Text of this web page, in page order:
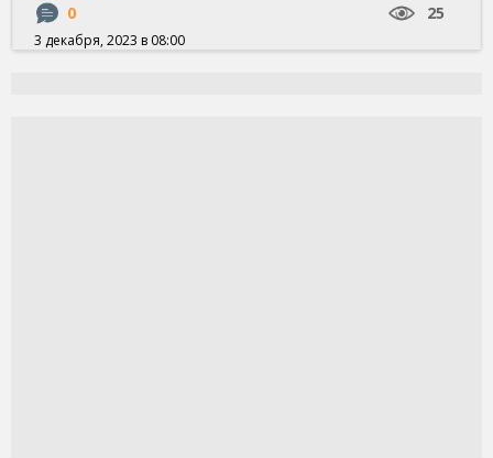
0 25
3 декабря, 2023 в 08:00